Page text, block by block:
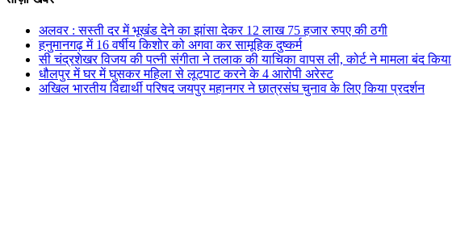
अलवर : सस्ती दर में भूखंंड देने का झांसा देकर 12 लाख 75 हजार रुपए की ठगी
हनुमानगढ़ में 16 वर्षीय किशोर को अगवा कर सामूहिक दुष्कर्म
सी चंद्रशेखर विजय की पत्नी संगीता ने तलाक की याचिका वापस ली, कोर्ट ने मामला बंद किया
धौलपुर में घर में घुसकर महिला से लूटपाट करने के 4 आरोपी अरेस्ट
अखिल भारतीय विद्यार्थी परिषद जयपुर महानगर ने छात्रसंघ चुनाव के लिए किया प्रदर्शन